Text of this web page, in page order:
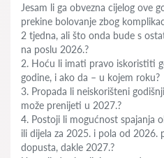
Jesam li ga obvezna cijelog ove
prekine bolovanje zbog
2 tjedna, ali što onda bude s
na poslu 2026.?
2. Hoću li imati pravo iskoristiti
godine, i ako da – u kojem roku?
3. Propada li neiskorišteni
može prenijeti u 2027.?
4. Postoji li mogućnost spajanja
ili dijela za 2025. i pola od 2026.
dopusta, dakle 2027.?